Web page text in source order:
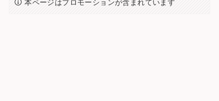
本ページはプロモーションが含まれています